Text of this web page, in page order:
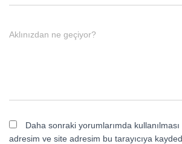
Aklınızdan ne geçiyor?
Daha sonraki yorumlarımda
adresim ve site adresim bu tarayıcıya